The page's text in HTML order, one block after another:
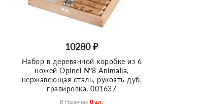
10280 ₽
Набор в деревянной коробке из 6
ножей Opinel №8 Animalia,
нержавеющая сталь, рукоять дуб,
гравировка, 001637
В Наличии: 0 Шт.